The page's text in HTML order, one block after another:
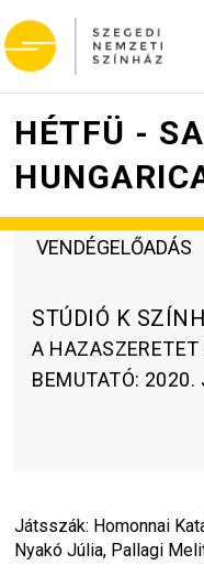
HÉTFÜ -
VENDÉGELŐADÁS
STÚDIÓ K
A
BEMUTATÓ: 2020.
Játsszák: Homonnai
Nyakó Júlia, Pallagi